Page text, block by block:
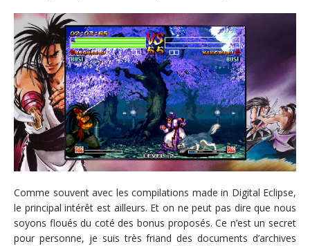
Comme souvent avec les compilations made in Digital Eclipse,
le principal intérêt est ailleurs. Et on ne peut pas dire que nous
soyons floués du coté des bonus proposés. Ce n’est un secret
pour personne, je suis très friand des documents d’archives